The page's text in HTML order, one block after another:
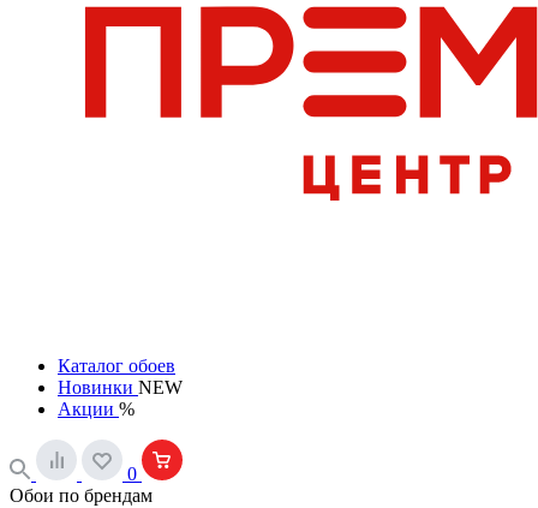
Каталог обоев
Новинки NEW
Акции %
0
Обои по брендам